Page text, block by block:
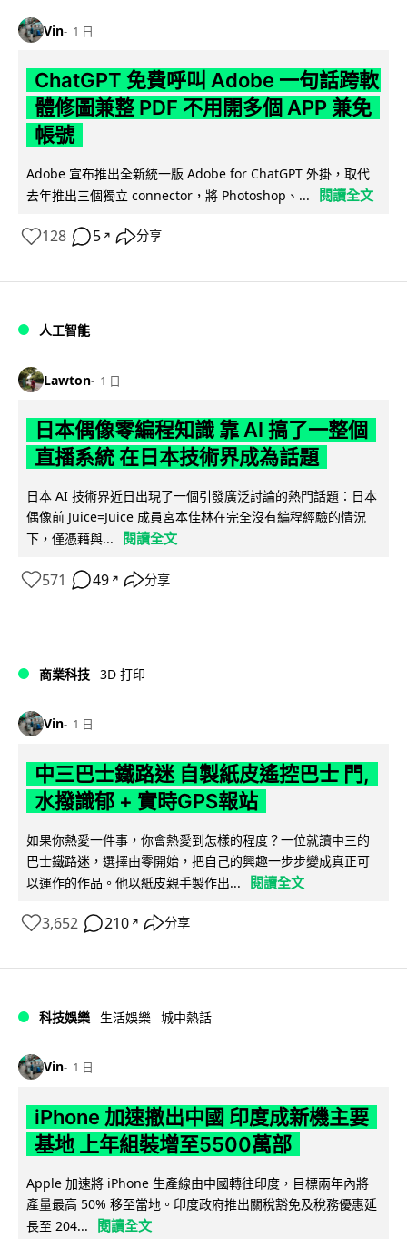
Vin 1 日
ChatGPT 免費呼叫 Adobe 一句話跨軟
體修圖兼整 PDF 不用開多個 APP 兼免
帳號
Adobe 宣布推出全新統一版 Adobe for ChatGPT 外掛，取代
去年推出三個獨立 connector，將 Photoshop、...
閱讀全文
128 5 ↗ 分享
人工智能
Lawton 1 日
日本偶像零編程知識 靠 AI 搞了一整個
直播系統 在日本技術界成為話題
日本 AI 技術界近日出現了一個引發廣泛討論的熱門話題：日本
偶像前 Juice=Juice 成員宮本佳林在完全沒有編程經驗的情況
下，僅憑藉與...
閱讀全文
571 49 ↗ 分享
商業科技 3D 打印
Vin 1 日
中三巴士鐵路迷 自製紙皮遙控巴士 門,
水撥識郁 + 實時GPS報站
如果你熱愛一件事，你會熱愛到怎樣的程度？一位就讀中三的
巴士鐵路迷，選擇由零開始，把自己的興趣一步步變成真正可
以運作的作品。他以紙皮親手製作出...
閱讀全文
3,652 210 ↗ 分享
科技娛樂 生活娛樂 城中熱話
Vin 1 日
iPhone 加速撤出中國 印度成新機主要
基地 上年組裝增至5500萬部
Apple 加速將 iPhone 生產線由中國轉往印度，目標兩年內將
產量最高 50% 移至當地。印度政府推出關稅豁免及稅務優惠延
長至 204...
閱讀全文